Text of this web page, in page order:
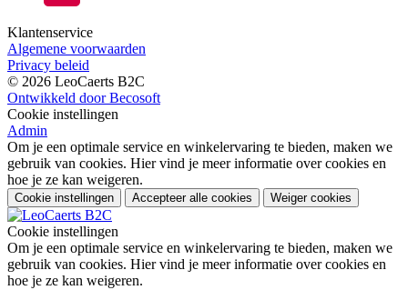
Klantenservice
Algemene voorwaarden
Privacy beleid
© 2026 LeoCaerts B2C
Ontwikkeld door Becosoft
Cookie instellingen
Admin
Om je een optimale service en winkelervaring te bieden, maken we
gebruik van cookies. Hier vind je meer informatie over cookies en
hoe je ze kan weigeren.
Cookie instellingen Accepteer alle cookies Weiger cookies
Cookie instellingen
Om je een optimale service en winkelervaring te bieden, maken we
gebruik van cookies. Hier vind je meer informatie over cookies en
hoe je ze kan weigeren.